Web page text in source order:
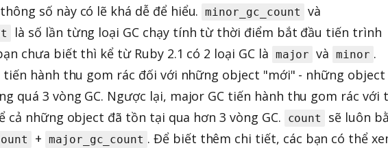
số này có lẽ khá dễ để hiểu. minor_gc_count và
là số lần từng loại GC chạy tính từ thời điểm bắt đầu tiến trình
chưa biết thì kể từ Ruby 2.1 có 2 loại GC là major và minor .
tiến hành thu gom rác đối với những object "mới" - những object
quá 3 vòng GC. Ngược lại, major GC tiến hành thu gom rác với
cả những object đã tồn tại qua hơn 3 vòng GC.
count
sẽ luôn
+ major_gc_count . Để biết thêm chi tiết, các bạn có thể